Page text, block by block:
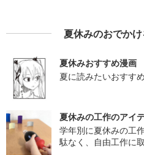
夏休みのおでか
夏休みおすすめ漫画
夏に読みたいおすす
夏休みの工作のアイ
学年別に夏休みの工
駄なく、自由工作に